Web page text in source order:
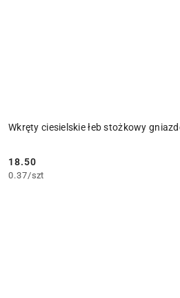
Wkręty ciesielskie łeb stożkowy
Cena:
18.50
0.37/szt